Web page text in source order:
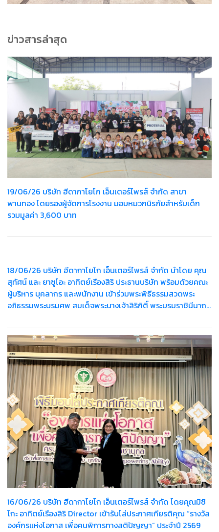
ข่าวสารล่าสุด
19/06/26 บริษัท ฮีดากาโยโก เอ็นเตอร์ไพรส์ จำกัด สาขา
พานทอง โดยรองผู้จัดการโรงงาน มอบหมวกนิรภัยสำหรับเด็ก
รวมมูลค่า 3,600 บาท
18/06/26 บริษัท ฮีดากาโยโก เอ็นเตอร์ไพรส์ จำกัด นำโดย คุณ
สุทัศน์ และ ยาซูโอะ อาทิตย์เรืองสิริ ประธานบริษัท พร้อมด้วยคณะ
ผู้บริหาร บุคลากร และพนักงาน เข้าร่วมพระพิธีธรรมสวดพระ
อภิธรรมพระบรมศพ สมเด็จพระนางเจ้าสิริกิติ์ พระบรมราชินีนาถ
16/06/26 บริษัท ฮีดากาโยโก เอ็นเตอร์ไพรส์ จำกัด โดยคุณมิชิ
โกะ อาทิตย์เรืองสิริ Director เข้ารับโล่ประกาศเกียรติคุณ “รางวัล
องค์กรแห่งโอกาส เพื่อคนพิการทางสติปัญญา” ประจำปี 2569